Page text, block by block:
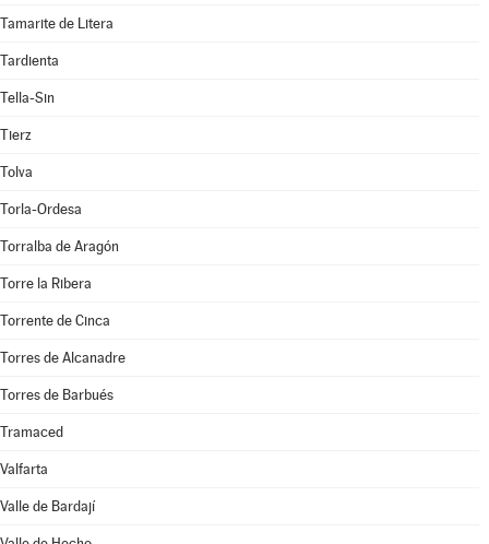
Tamarite de Litera
Tardienta
Tella-Sin
Tierz
Tolva
Torla-Ordesa
Torralba de Aragón
Torre la Ribera
Torrente de Cinca
Torres de Alcanadre
Torres de Barbués
Tramaced
Valfarta
Valle de Bardají